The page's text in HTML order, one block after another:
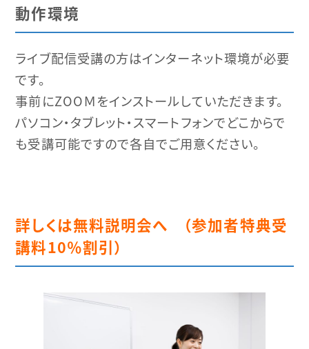
動作環境
ライブ配信受講の方はインターネット環境が必要
です。
事前にZOOＭをインストールしていただきます。
パソコン・タブレット・スマートフォンでどこからで
も受講可能ですので各自でご用意ください。
詳しくは無料説明会へ （参加者特典受
講料10％割引）